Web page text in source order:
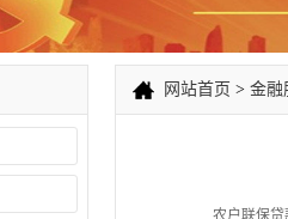
网站首页 > 金融